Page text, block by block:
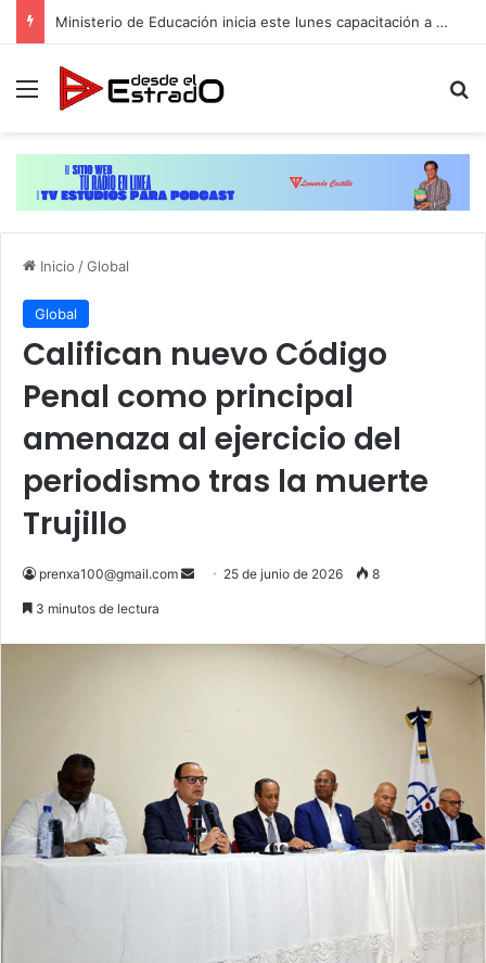
Ministerio de Educación inicia este lunes capacitación a docentes de cara al inicio del año escolar 2026-2027
Menú
Inicio /Global
Global
Califican nuevo Código
Penal como principal
amenaza al ejercicio del
periodismo tras la muerte
Trujillo
prenxa100@gmail.com
Send 25 de junio de 2026 8
3 minutos de lectura